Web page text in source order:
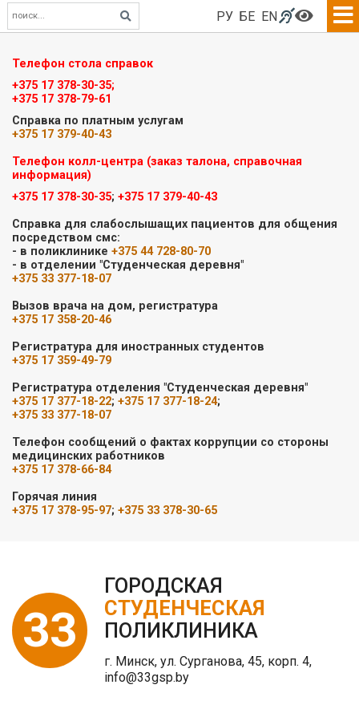
Телефон стола справок
+375 17 378-30-35;
+375 17 378-79-61
Справка по платным услугам
+375 17 379-40-43
Телефон колл-центра (заказ талона, справочная
информация)
+375 17 378-30-35; +375 17 379-40-43
Справка для слабослышащих пациентов для общения
посредством смс:
- в поликлинике +375 44 728-80-70
- в отделении "Студенческая деревня"
+375 33 377-18-07
Вызов врача на дом, регистратура
+375 17 358-20-46
Регистратура для иностранных студентов
+375 17 359-49-79
Регистратура отделения "Студенческая деревня"
+375 17 377-18-22; +375 17 377-18-24;
+375 33 377-18-07
Телефон сообщений о фактах коррупции со стороны
медицинских работников
+375 17 378-66-84
Горячая линия
+375 17 378-95-97; +375 33 378-30-65
РУ БЕ EN
33
ГОРОДСКАЯ
СТУДЕНЧЕСКАЯ
ПОЛИКЛИНИКА
г. Минск, ул. Сурганова, 45, корп. 4,
info@33gsp.by